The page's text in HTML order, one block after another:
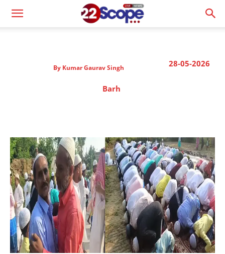
28-05-2026
By Kumar Gaurav Singh
Barh